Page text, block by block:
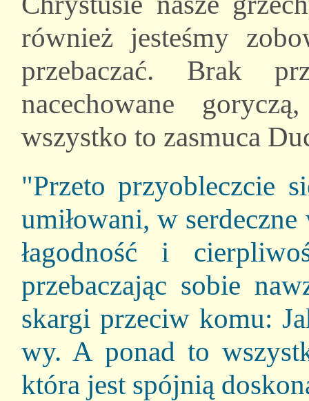
również jesteśmy
przebaczać. Brak
nacechowane
wszystko to zasmuca
"Przeto przyobleczcie
umiłowani, w
łagodność i
przebaczając sobie
skargi przeciw komu:
wy. A ponad to
która jest spójnią